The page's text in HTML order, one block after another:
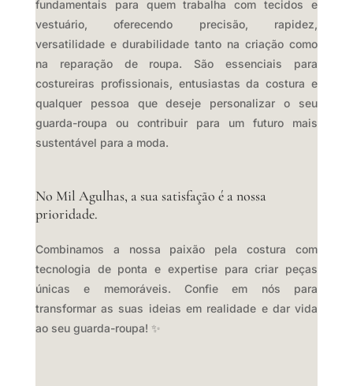
fundamentais para quem trabalha com tecidos e
vestuário, oferecendo precisão, rapidez,
versatilidade e durabilidade tanto na criação como
na reparação de roupa. São essenciais para
costureiras profissionais, entusiastas da costura e
qualquer pessoa que deseje personalizar o seu
guarda-roupa ou contribuir para um futuro mais
sustentável para a moda.
No Mil Agulhas, a sua satisfação é a nossa
prioridade.
Combinamos a nossa paixão pela costura com
tecnologia de ponta e expertise para criar peças
únicas e memoráveis. Confie em nós para
transformar as suas ideias em realidade e dar vida
ao seu guarda-roupa! ✨